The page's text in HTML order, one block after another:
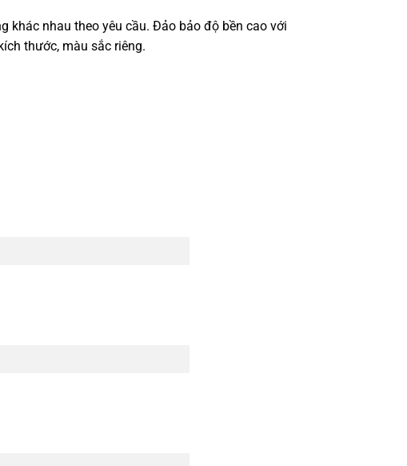
khác nhau theo yêu cầu. Đảo bảo độ bền cao với
thước, màu sắc riêng.